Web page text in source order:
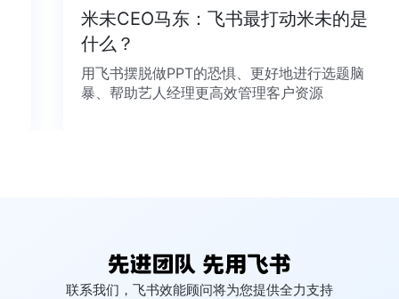
米未CEO马东：飞书最打动米未的是
什么？
用飞书摆脱做PPT的恐惧、更好地进行选题脑
暴、帮助艺人经理更高效管理客户资源
联系我们，飞书效能顾问将为您提供全力支持